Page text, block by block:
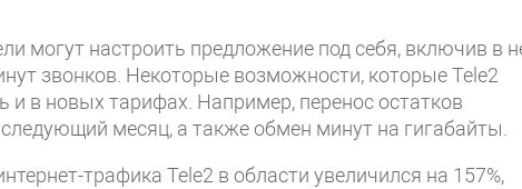
могут настроить предложение под себя, включив в
звонков. Некоторые возможности, которые Tele2
и в новых тарифах. Например, перенос остатков
месяц, а также обмен минут на гигабайты.
трафика Tele2 в области увеличился на 157%,